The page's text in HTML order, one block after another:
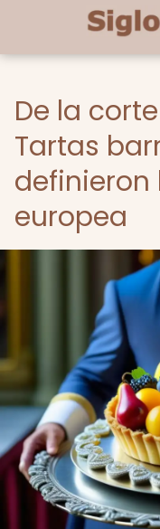
De la
Tartas
definieron
europea